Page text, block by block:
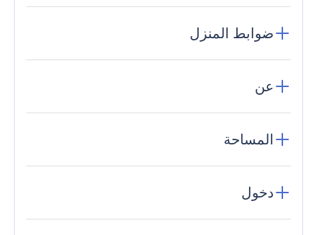
ضوابط المنزل
عن
المساحة
دخول